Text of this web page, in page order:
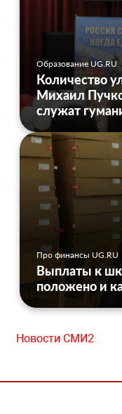
Образование UG.RU
Количество
Михаил
служат
Про финансы UG.RU
Выплаты к
положено и
Новости СМИ2